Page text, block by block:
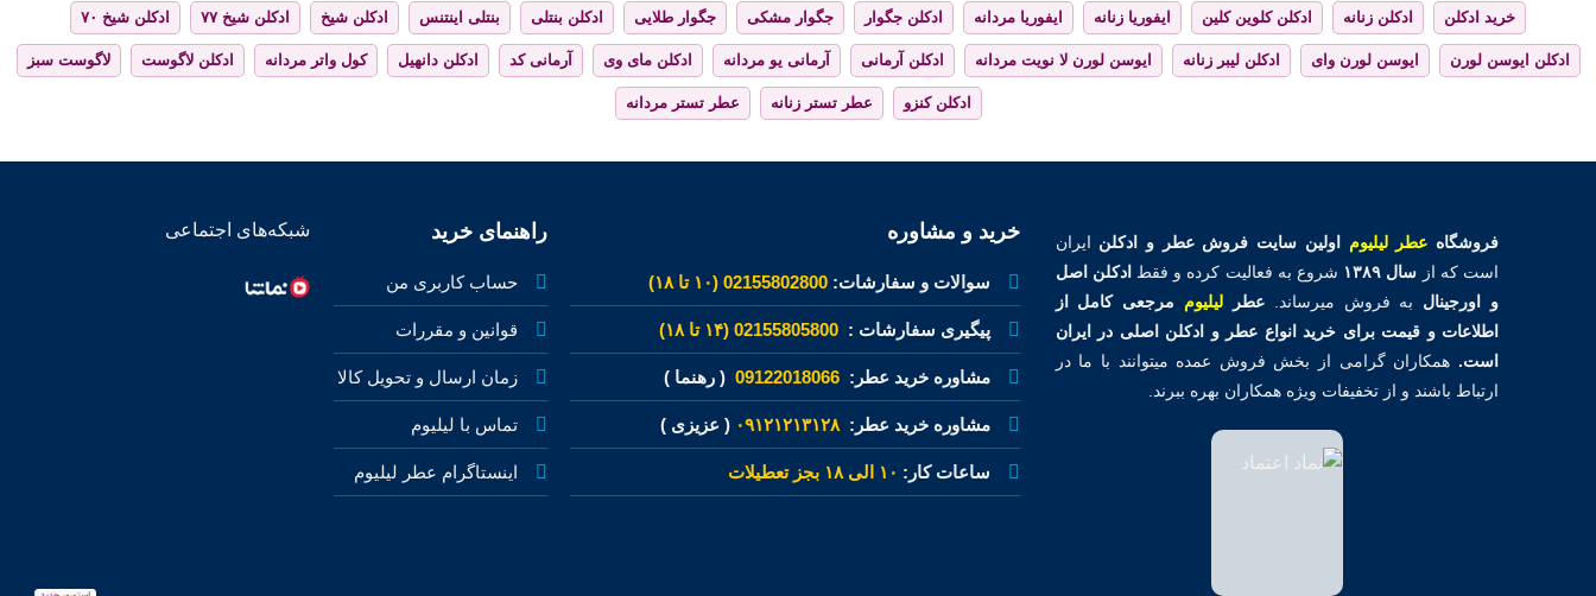
خرید ادکلن ادکلن زنانه ادکلن کلوین کلین ایفوریا زنانه ایفوریا مردانه ادکلن جگوار جگوار مشکی جگوار طلایی ادکلن بنتلی بنتلی اینتنس ادکلن شیخ ادکلن شیخ ۷۷ ادکلن شیخ ۷۰
ادکلن ایوسن لورن ایوسن لورن وای ادکلن لیبر زنانه ایوسن لورن لا نویت مردانه ادکلن آرمانی آرمانی یو مردانه ادکلن مای وی آرمانی کد ادکلن دانهیل کول واتر مردانه ادکلن لاگوست لاگوست سبز
ادکلن کنزو عطر تستر زنانه عطر تستر مردانه
فروشگاه عطر لیلیوم اولین سایت فروش عطر و ادکلن ایران
است که از سال ۱۳۸۹ شروع به فعالیت کرده و فقط ادکلن اصل
و اورجینال به فروش میرساند.عطر لیلیوم مرجعی کامل از
اطلاعات و قیمت برای خرید انواع عطر و ادکلن اصلی در ایران
است. همکاران گرامی از بخش فروش عمده میتوانند با ما در
ارتباط باشند و از تخفیفات ویژه همکاران بهره ببرند.
خرید و مشاوره
سوالات و سفارشات:02155802800 (۱۰ تا ۱۸)
پیگیری سفارشات :02155805800 (۱۴ تا ۱۸)
مشاوره خرید عطر:09122018066 ( رهنما )
مشاوره خرید عطر:۰۹۱۲۱۲۱۳۱۲۸ ( عزیزی )
ساعات کار: ۱۰ الی ۱۸ بجز تعطیلات
راهنمای خرید
حساب کاربری من
قوانین و مقررات
زمان ارسال و تحویل کالا
تماس با لیلیوم
اینستاگرام عطر لیلیوم
شبکه‌های اجتماعی